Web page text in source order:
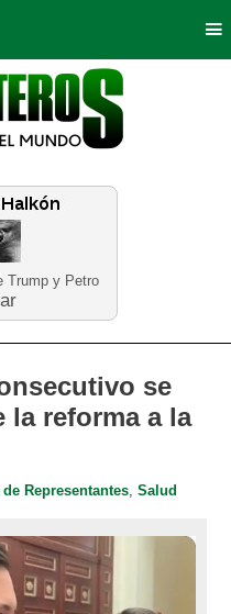
Trump y Petro
Bogotá
Deportes
Neira
se
la reforma a la
de Representantes, Salud